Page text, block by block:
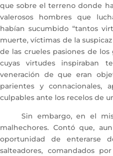
que sobre el terreno donde
valerosos hombres que
habían sucumbido “tantos
muerte, víctimas de la
de las crueles pasiones de
cuyas virtudes inspiraban
veneración de que eran
parientes y connacionales,
culpables ante los recelos de
Sin embargo, en el
malhechores. Contó que,
oportunidad de enterarse
salteadores, comandados